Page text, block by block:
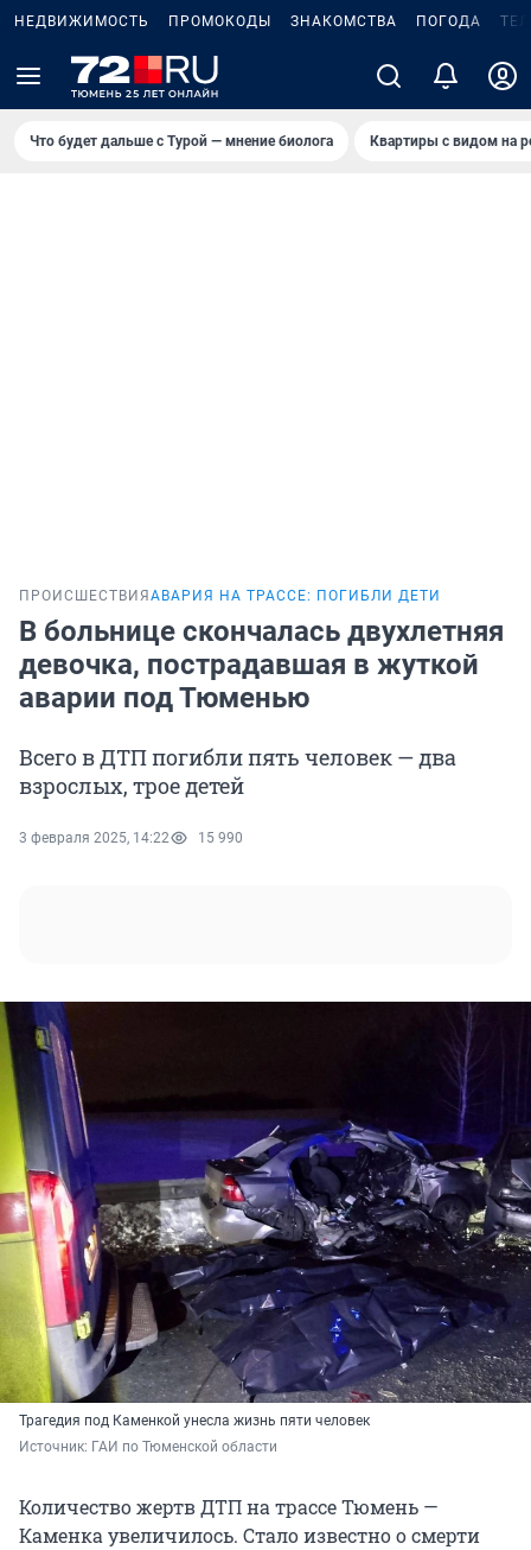
НЕДВИЖИМОСТЬ ПРОМОКОДЫ ЗНАКОМСТВА ПОГОДА
Что будет дальше с Турой — мнение биолога Квартиры с видом на
ПРОИСШЕСТВИЯ АВАРИЯ НА ТРАССЕ: ПОГИБЛИ ДЕТИ
В больнице скончалась двухлетняя
девочка, пострадавшая в жуткой
аварии под Тюменью
Всего в ДТП погибли пять человек — два
взрослых, трое детей
3 февраля 2025, 14:22 15 990
Трагедия под Каменкой унесла жизнь пяти человек
Источник: ГАИ по Тюменской области
Количество жертв ДТП на трассе Тюмень —
Каменка увеличилось. Стало известно о смерти